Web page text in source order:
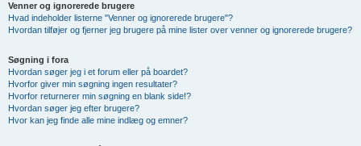
Venner og ignorerede brugere
Hvad indeholder listerne "Venner og ignorerede brugere"?
Hvordan tilføjer og fjerner jeg brugere på mine lister over venner og ignorerede brugere?
Søgning i fora
Hvordan søger jeg i et forum eller på boardet?
Hvorfor giver min søgning ingen resultater?
Hvorfor returnerer min søgning en blank side!?
Hvordan søger jeg efter brugere?
Hvor kan jeg finde alle mine indlæg og emner?